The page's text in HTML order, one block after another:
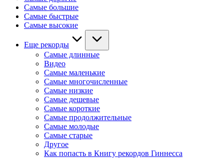
Самые большие
Самые быстрые
Самые высокие
Еще рекорды
Самые длинные
Видео
Самые маленькие
Самые многочисленные
Самые низкие
Самые дешевые
Самые короткие
Самые продолжительные
Самые молодые
Самые старые
Другое
Как попасть в Книгу рекордов Гиннесса